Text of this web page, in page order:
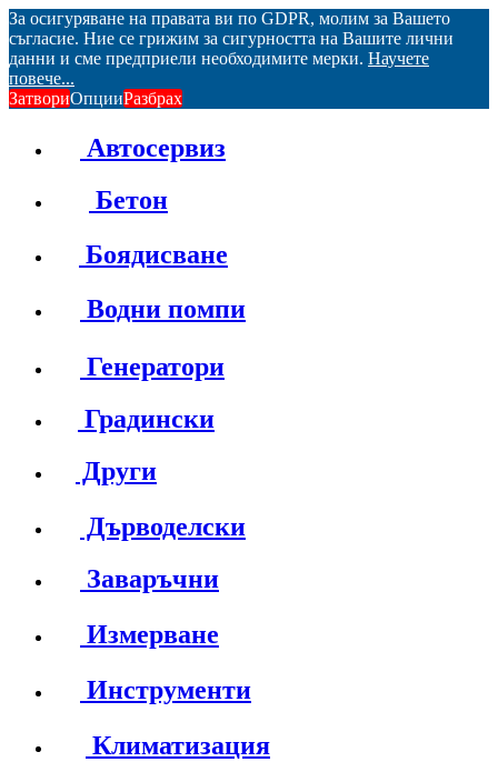
За осигуряване на правата ви по GDPR, молим за Вашето
съгласие. Ние се грижим за сигурността на Вашите лични
данни и сме предприели необходимите мерки. Научете
повече...
ЗатвориОпцииРазбрах
Автосервиз
Бетон
Боядисване
Водни помпи
Генератори
Градински
Други
Дърводелски
Заваръчни
Измерване
Инструменти
Климатизация